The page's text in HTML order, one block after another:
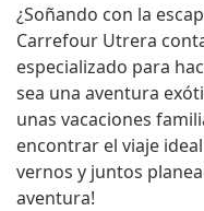
¿Soñando con la
Carrefour Utrera
especializado para
sea una aventura
unas vacaciones
encontrar el viaje
vernos y juntos
aventura!